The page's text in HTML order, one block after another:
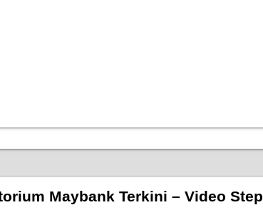
Maybank Terkini – Video Step